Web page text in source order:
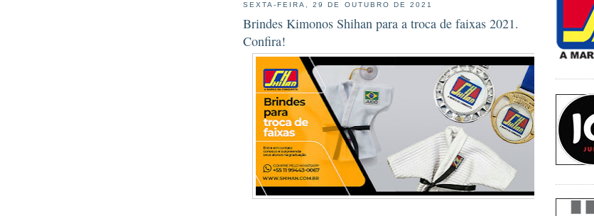
SEXTA-FEIRA, 29 DE OUTUBRO DE 2021
Brindes Kimonos Shihan para a troca de faixas 2021.
Confira!